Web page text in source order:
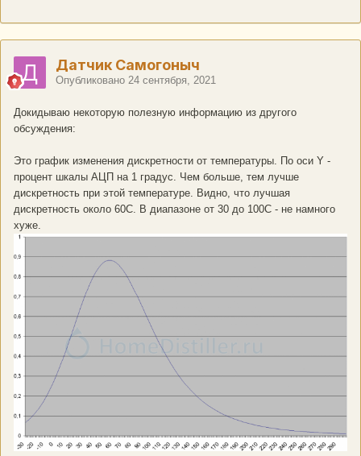
Датчик Самогоныч
Опубликовано 24 сентября, 2021
Докидываю некоторую полезную информацию из другого
обсуждения:
Это график изменения дискретности от температуры. По оси Y -
процент шкалы АЦП на 1 градус. Чем больше, тем лучше
дискретность при этой температуре. Видно, что лучшая
дискретность около 60С. В диапазоне от 30 до 100С - не намного
хуже.